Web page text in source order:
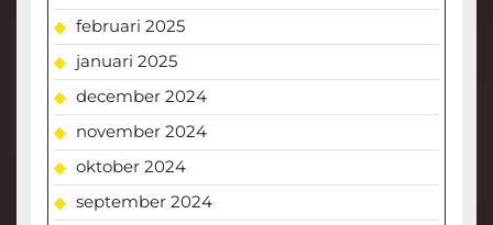
februari 2025
januari 2025
december 2024
november 2024
oktober 2024
september 2024